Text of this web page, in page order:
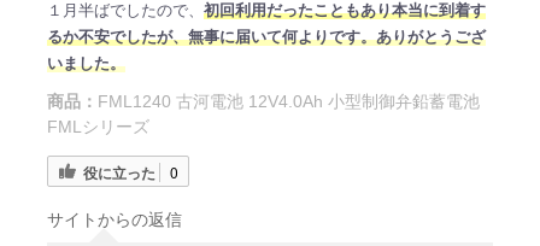
１月半ばでしたので、 初回利用だったこともあり本当に到着す
るか不安でしたが、無事に届いて何よりです。ありがとうござ
いました。
商品： FML1240 古河電池 12V4.0Ah 小型制御弁鉛蓄電池
FMLシリーズ
役に立った 0
サイトからの返信